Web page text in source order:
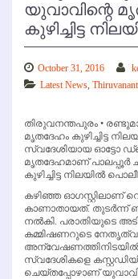
യുവാവിന്റെ
കുഴിച്ചിട്ട
October 31, 2016
Latest News,
തിരുവനന്തപുരം •
മൃതദേഹം കുഴിച്ചിട്ട
സ്വദേശിയായ ഓട്ടോ
മൃതദേഹമാണ് പാലപ്പൂര്‍
കുഴിച്ചിട്ട നിലയില്‍
കഴിഞ്ഞ ഓഗസ്റ്റിലാണ്
കാണാതായത്. തുടര്‍ന്ന്
നല്‍കി. പരാതിയുടെ
കമ്മിഷണറുടെ
സ്വദേശികളെ
ചെയ്തപ്പോഴാണ്